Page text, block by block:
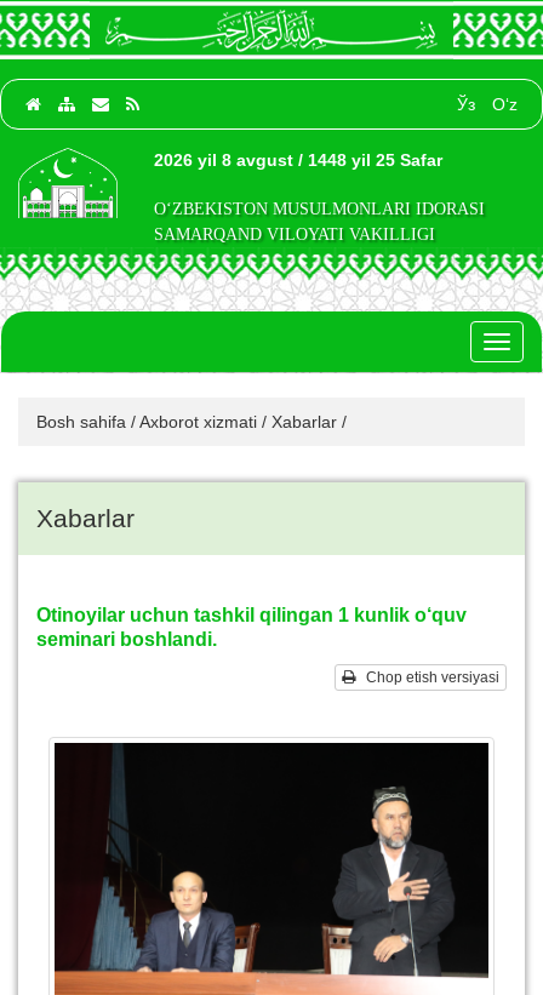
Ўз O‘z
2026 yil 8 avgust / 1448 yil 25 Safar
O‘ZBEKISTON MUSULMONLARI IDORASI
SAMARQAND VILOYATI VAKILLIGI
Bosh sahifa /Axborot xizmati / Xabarlar /
Xabarlar
Otinoyilar uchun tashkil qilingan 1 kunlik o‘quv
seminari boshlandi.
Chop etish versiyasi